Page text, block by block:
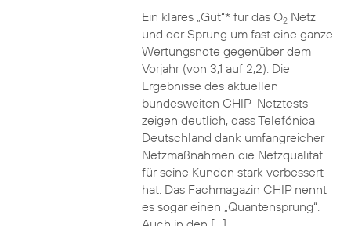
Ein klares „Gut“* für das O2Netz
und der Sprung um fast eine ganze
Wertungsnote gegenüber dem
Vorjahr (von 3,1 auf 2,2): Die
Ergebnisse des aktuellen
bundesweiten CHIP-Netztests
zeigen deutlich, dass Telefónica
Deutschland dank umfangreicher
Netzmaßnahmen die Netzqualität
für seine Kunden stark verbessert
hat. Das Fachmagazin CHIP nennt
es sogar einen „Quantensprung“.